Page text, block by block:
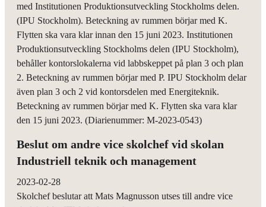
med Institutionen Produktionsutveckling Stockholms delen.
(IPU Stockholm). Beteckning av rummen börjar med K.
Flytten ska vara klar innan den 15 juni 2023. Institutionen
Produktionsutveckling Stockholms delen (IPU Stockholm),
behåller kontorslokalerna vid labbskeppet på plan 3 och plan
2. Beteckning av rummen börjar med P. IPU Stockholm delar
även plan 3 och 2 vid kontorsdelen med Energiteknik.
Beteckning av rummen börjar med K. Flytten ska vara klar
den 15 juni 2023. (Diarienummer: M-2023-0543)
Beslut om andre vice skolchef vid skolan
Industriell teknik och management
2023-02-28
Skolchef beslutar att Mats Magnusson utses till andre vice